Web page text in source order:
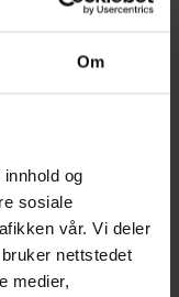
Om
og
sosiale
vår. Vi deler
nettstedet
medier,
ergonomiske
eller ved
og kunstlær gir et
og enkelt å